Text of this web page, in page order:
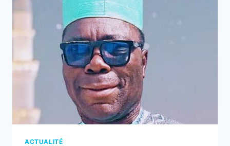
ACTUALITÉ